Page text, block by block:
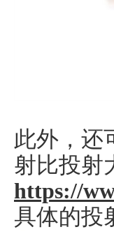
此外，还
射比投射
https://
具体的投